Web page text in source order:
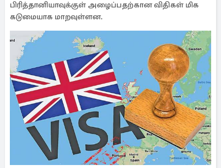
பிரித்தானியாவுக்குள் அழைப்பதற்கான விதிகள் மிக
கடுமையாக மாறவுள்ளன.